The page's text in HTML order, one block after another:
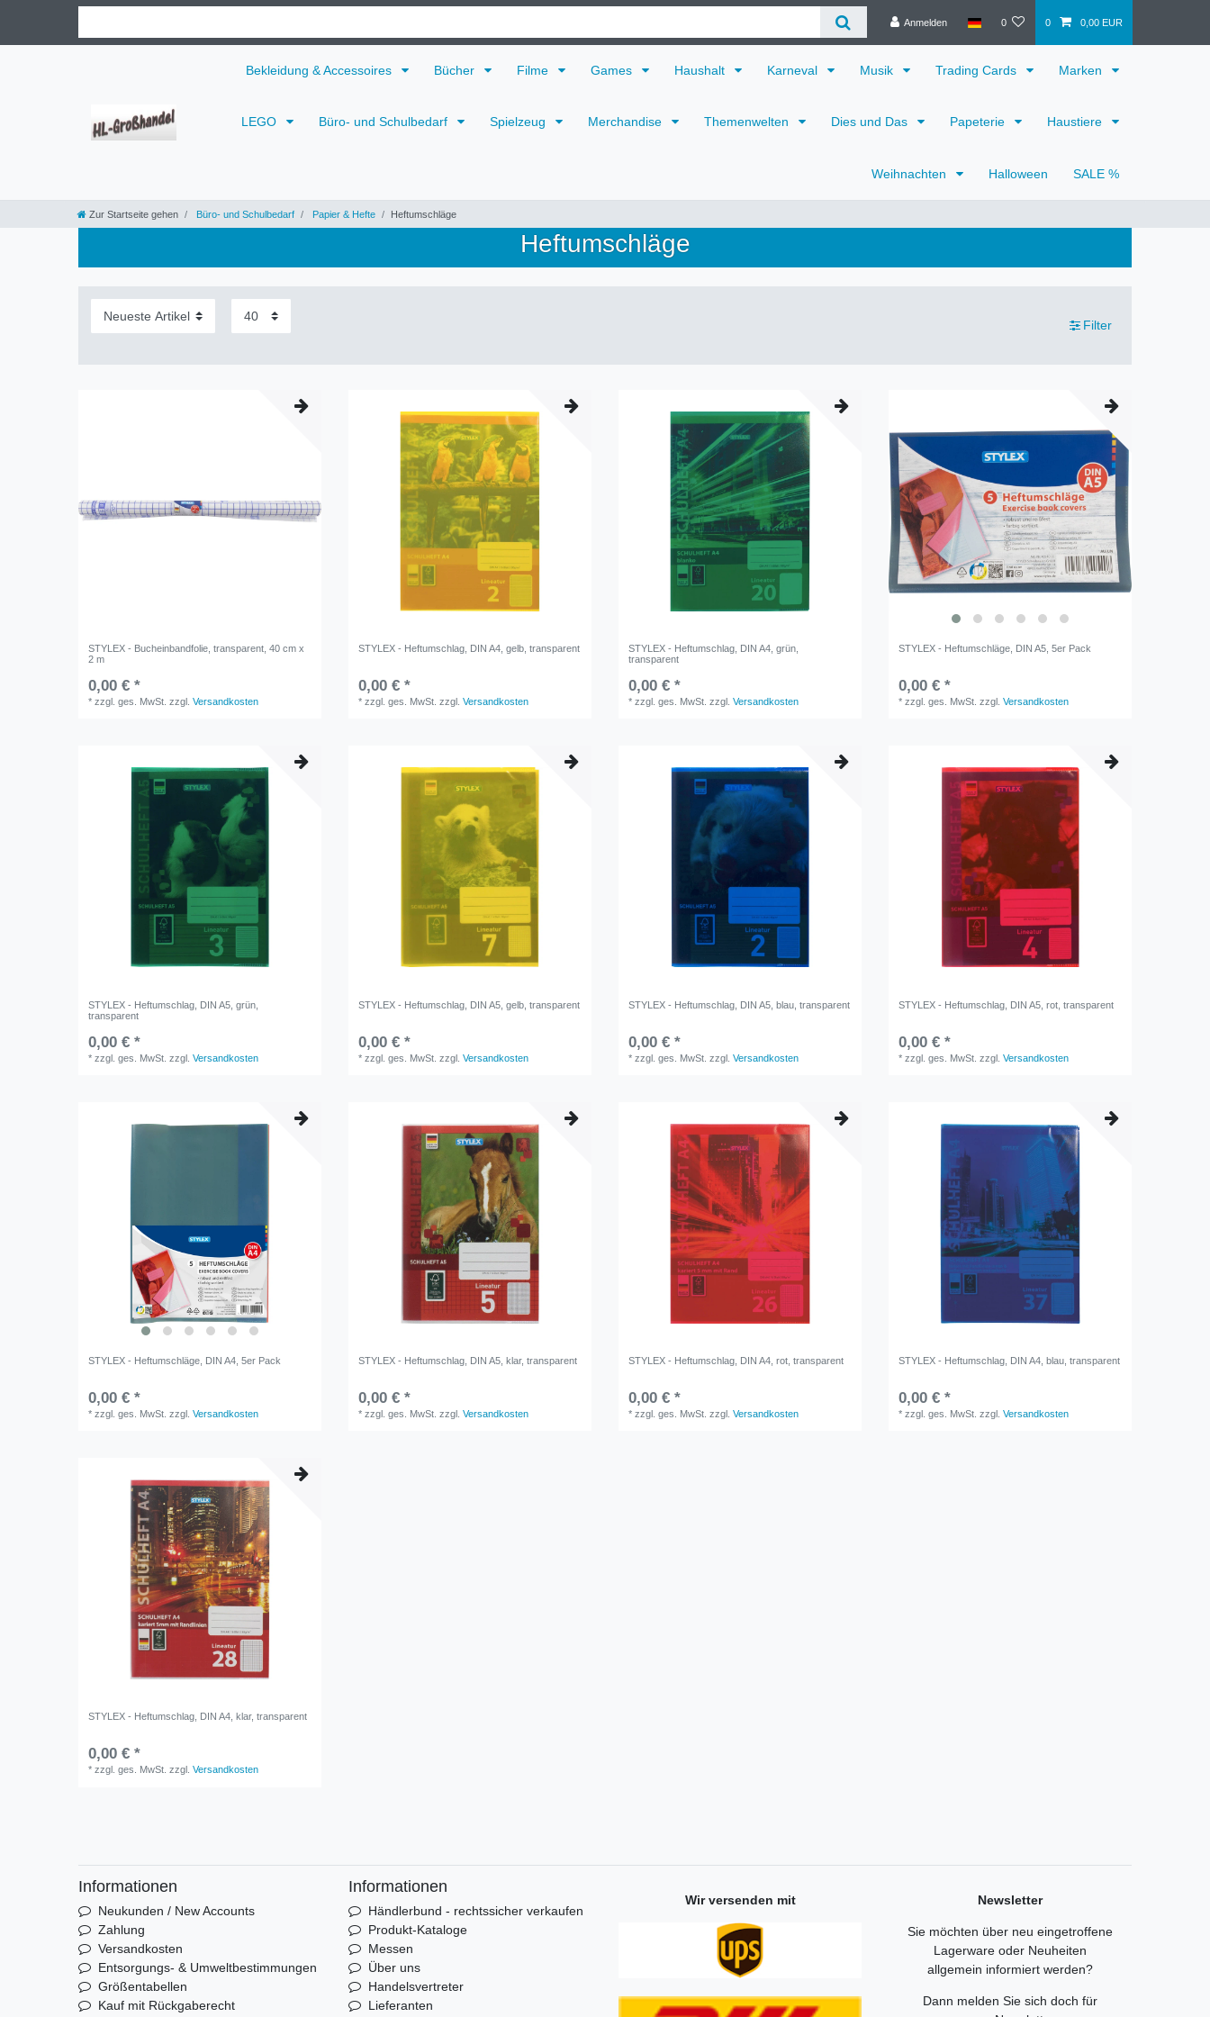
Anmelden 0 0 0,00 EUR
Bekleidung & Accessoires Bücher Filme Games Haushalt Karneval Musik Trading Cards Marken
LEGO Büro- und Schulbedarf Spielzeug Merchandise Themenwelten Dies und Das Papeterie Haustiere
Weihnachten Halloween SALE %
Zur Startseite gehen Büro- und Schulbedarf Papier & Hefte Heftumschläge
Heftumschläge
Filter
STYLEX - Bucheinbandfolie, transparent, 40 cm x
2 m
0,00 € *
*zzgl. ges. MwSt. zzgl.Versandkosten
STYLEX - Heftumschlag, DIN A4, gelb, transparent
0,00 € *
*zzgl. ges. MwSt. zzgl.Versandkosten
STYLEX - Heftumschlag, DIN A4, grün,
transparent
0,00 € *
*zzgl. ges. MwSt. zzgl.Versandkosten
STYLEX - Heftumschläge, DIN A5, 5er Pack
0,00 € *
*zzgl. ges. MwSt. zzgl.Versandkosten
STYLEX - Heftumschlag, DIN A5, grün,
transparent
0,00 € *
*zzgl. ges. MwSt. zzgl.Versandkosten
STYLEX - Heftumschlag, DIN A5, gelb, transparent
0,00 € *
*zzgl. ges. MwSt. zzgl.Versandkosten
STYLEX - Heftumschlag, DIN A5, blau, transparent
0,00 € *
*zzgl. ges. MwSt. zzgl.Versandkosten
STYLEX - Heftumschlag, DIN A5, rot, transparent
0,00 € *
*zzgl. ges. MwSt. zzgl.Versandkosten
STYLEX - Heftumschläge, DIN A4, 5er Pack
0,00 € *
*zzgl. ges. MwSt. zzgl.Versandkosten
STYLEX - Heftumschlag, DIN A5, klar, transparent
0,00 € *
*zzgl. ges. MwSt. zzgl.Versandkosten
STYLEX - Heftumschlag, DIN A4, rot, transparent
0,00 € *
*zzgl. ges. MwSt. zzgl.Versandkosten
STYLEX - Heftumschlag, DIN A4, blau, transparent
0,00 € *
*zzgl. ges. MwSt. zzgl.Versandkosten
STYLEX - Heftumschlag, DIN A4, klar, transparent
0,00 € *
*zzgl. ges. MwSt. zzgl.Versandkosten
Informationen
Neukunden / New Accounts
Zahlung
Versandkosten
Entsorgungs- & Umweltbestimmungen
Größentabellen
Kauf mit Rückgaberecht
Informationen
Händlerbund - rechtssicher verkaufen
Produkt-Kataloge
Messen
Über uns
Handelsvertreter
Lieferanten
Wir versenden mit Newsletter
Sie möchten über neu eingetroffene
Lagerware oder Neuheiten
allgemein informiert werden?
Dann melden Sie sich doch für